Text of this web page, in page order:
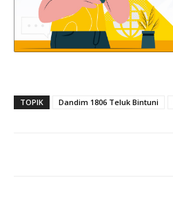
TOPIK Dandim 1806 Teluk Bintuni